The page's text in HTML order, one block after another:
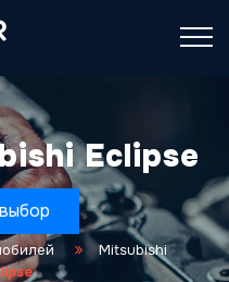
Eclipse
Mitsubishi